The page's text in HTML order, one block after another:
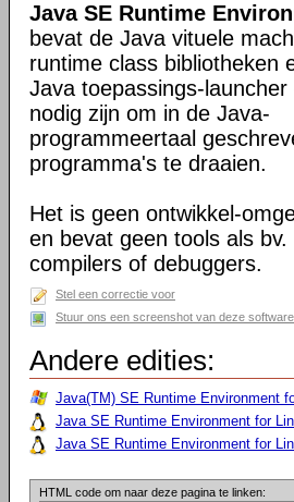
Java SE Runtime
bevat de Java vituele
runtime class bibliotheken
Java toepassings-launcher
nodig zijn om in de Java-
programmeertaal
programma's te draaien.
Het is geen ontwikkel-
en bevat geen tools als bv.
compilers of debuggers.
Stel een correctie voor
Stuur ons een screenshot van deze
Andere edities:
Java(TM) SE Runtime Environment
Java SE Runtime Environment for
Java SE Runtime Environment for
HTML code om naar deze pagina te linken: